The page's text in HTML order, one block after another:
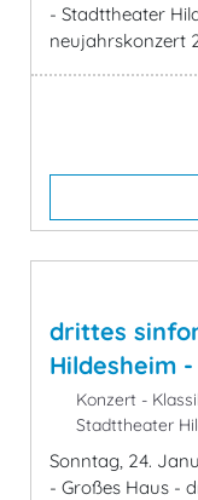
- Stadttheater
neujahrskonzert
drittes
Hildesheim
Konzert -
Stadttheater
Sonntag, 24.
- Großes Haus -